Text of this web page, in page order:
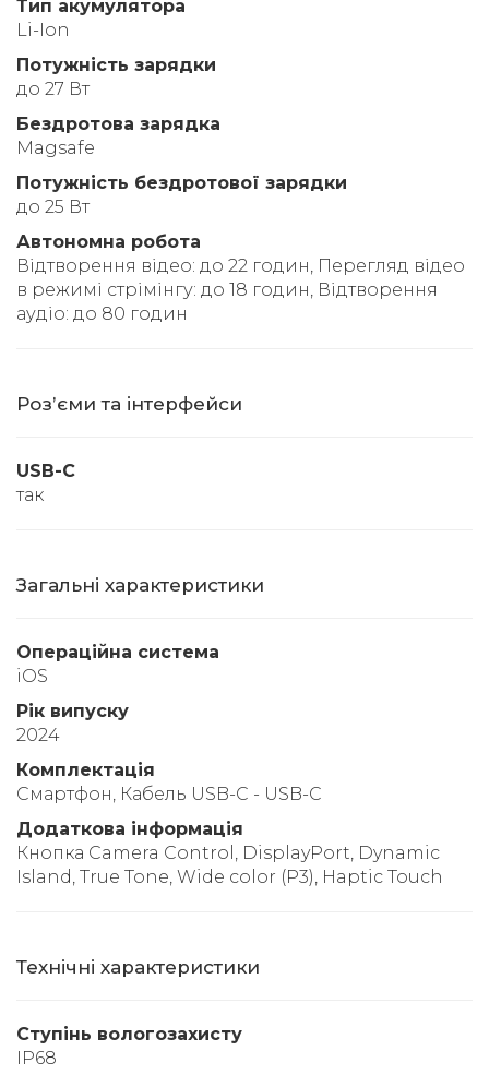
Тип акумулятора
Li-Ion
Потужність зарядки
до 27 Вт
Бездротова зарядка
Magsafe
Потужність бездротової зарядки
до 25 Вт
Автономна робота
Відтворення відео: до 22 годин, Перегляд відео
в режимі стрімінгу: до 18 годин, Відтворення
аудіо: до 80 годин
Розʼєми та інтерфейси
USB-C
так
Загальні характеристики
Операційна система
iOS
Рік випуску
2024
Комплектація
Смартфон, Кабель USB-C - USB-C
Додаткова інформація
Кнопка Camera Control, DisplayPort, Dynamic
Island, True Tone, Wide color (P3), Haptic Touch
Технічні характеристики
Ступінь вологозахисту
IP68